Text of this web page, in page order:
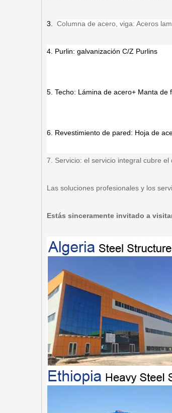
3. Columna de acero, viga: Aceros
4. Purlin: galvanización C/Z Purlins
5. Techo: Lámina de acero+ Manta
6. Revestimiento de pared: Hoja de
7. Servicio: el servicio integral cubre
Las soluciones profesionales y los
Estás sinceramente invitado a